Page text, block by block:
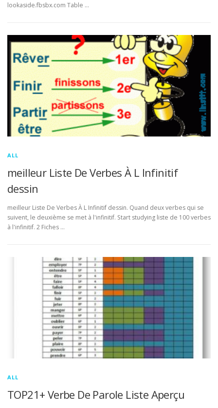
lookaside.fbsbx.com Table …
ALL
meilleur Liste De Verbes À L Infinitif
dessin
meilleur Liste De Verbes À L Infinitif dessin. Quand deux verbes qui se
suivent, le deuxième se met à l'infinitif. Start studying liste de 100 verbes
à l'infinitif. 2 Fiches …
ALL
TOP21+ Verbe De Parole Liste Aperçu